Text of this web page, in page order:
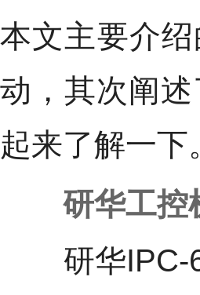
本文主要介绍
动，其次阐
起来了解一下
研华工控
研华IPC-